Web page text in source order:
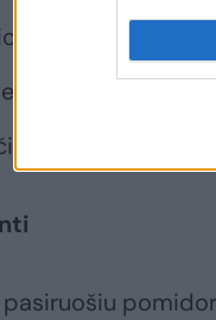
cukraus;
pipirų.